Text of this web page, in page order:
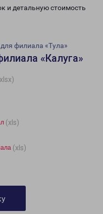
и детальную стоимость
филиала «Тула»
«Калуга»
(xls)
(xls)